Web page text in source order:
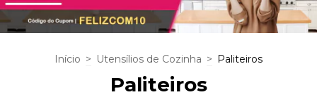
Início > Utensílios de Cozinha > Paliteiros
Paliteiros